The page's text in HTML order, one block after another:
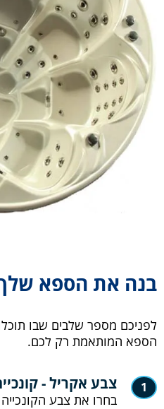
בנה את הספא
לפניכם מספר שלבים שבו
הספא המותאמת רק לכם.
1 צבע אקריל -
בחרו את צבע